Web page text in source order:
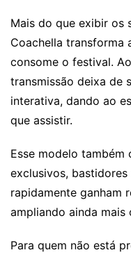
Mais do que exibir os
Coachella transforma
consome o festival.
transmissão deixa de
interativa, dando ao
que assistir.
Esse modelo
exclusivos,
rapidamente ganham
ampliando ainda mais
Para quem não está